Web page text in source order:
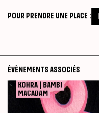
POUR PRENDRE UNE PLACE :
ÉVÈNEMENTS ASSOCIÉS
VENDREDI21AOÛT23:30
KOHRA | BAMBI
MACADAM